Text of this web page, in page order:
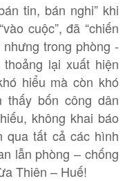
tin, bán nghi” khi
cuộc”, đã “chiến
trong phòng -
lại xuất hiện
hiểu mà còn khó
bốn công dân
không khai báo
qua tất cả các hình
lẫn phòng – chống
Thiên – Huế!